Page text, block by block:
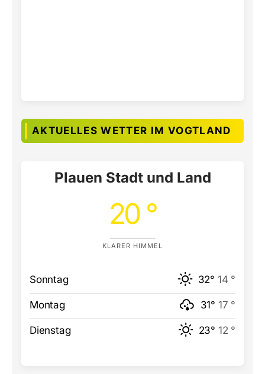
AKTUELLES WETTER IM VOGTLAND
Plauen Stadt und Land
20 °
KLARER HIMMEL
Sonntag 32° 14 °
Montag 31° 17 °
Dienstag 23° 12 °